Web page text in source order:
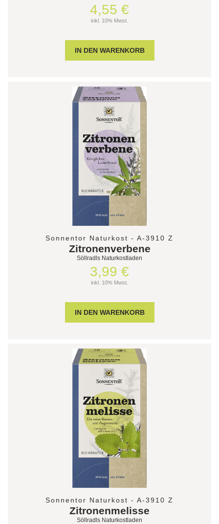
4,55 €
inkl. 10% Mwst.
Sonnentor Naturkost - A-3910 Z
Zitronenverbene
Söllradls Naturkostladen
3,99 €
inkl. 10% Mwst.
Sonnentor Naturkost - A-3910 Z
Zitronenmelisse
Söllradls Naturkostladen